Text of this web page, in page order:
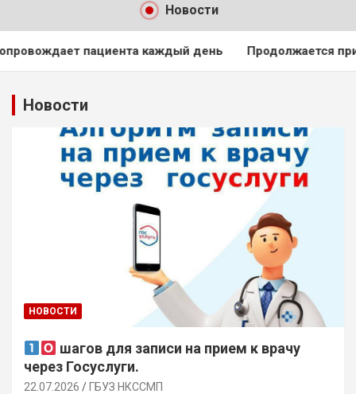
Новости
пациента каждый день Продолжается прием заявок
Новости
НОВОСТИ
шагов для записи на прием к врачу
через Госуслуги.
22.07.2026 ГБУЗ НКССМП